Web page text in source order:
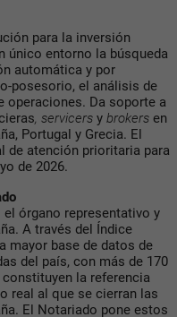
para la inversión
único entorno la búsqueda
automática y por
posesorio, el análisis de
operaciones. Da soporte a
, servicers y brokers en
Portugal y Grecia. El
de atención prioritaria para
de 2026.
órgano representativo y
A través del Índice
mayor base de datos de
del país, con más de 170
la referencia
real al que se cierran las
El Notariado pone estos